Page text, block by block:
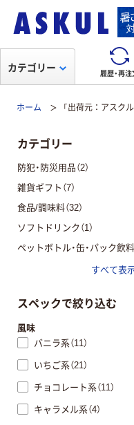
履歴・再注
カテゴリー
ホーム 「出荷元：アスク
カテゴリー
防犯・防災用品（2）
雑貨ギフト（7）
食品/調味料（32）
ソフトドリンク（1）
ペットボトル・缶・パック飲料
すべて表
スペックで絞り込む
風味
バニラ系（11）
いちご系（21）
チョコレート系（11）
キャラメル系（4）